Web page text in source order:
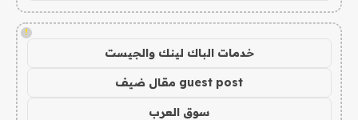
!
خدمات الباك لينك والجيست
guest post مقال ضيف
سوق العرب